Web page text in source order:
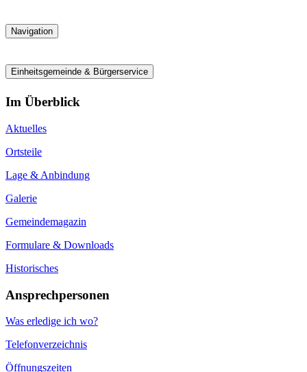
Navigation
Einheitsgemeinde & Bürgerservice
Im Überblick
Aktuelles
Ortsteile
Lage & Anbindung
Galerie
Gemeindemagazin
Formulare & Downloads
Historisches
Ansprechpersonen
Was erledige ich wo?
Telefonverzeichnis
Öffnungszeiten